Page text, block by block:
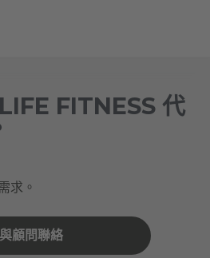
FITNESS 代
求。
與顧問聯絡